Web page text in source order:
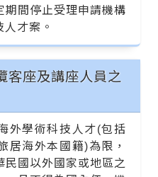
期間停止受理申請機構
才案。
客座及講座人員之
外學術科技人才(包括
居海外本國籍)為限，
國以外國家或地區之